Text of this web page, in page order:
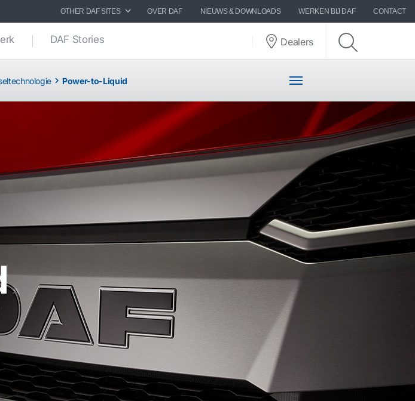
OTHER DAF SITES OVER DAF NIEUWS & DOWNLOADS WERKEN BIJ DAF CONTACT
DAF Stories Dealers
Power-to-Liquid